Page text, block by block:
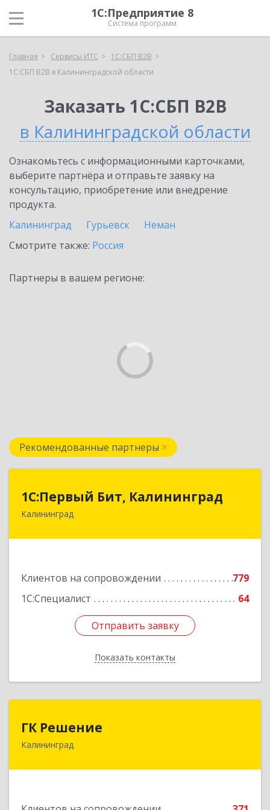
1С:Предприятие 8
Система программ
Главная Сервисы ИТС
1С:СБП B2B
1С:СБП B2B в Калининградской области
Заказать 1С:СБП B2B
в Калининградской области
Ознакомьтесь с информационными карточками,
выберите партнёра и отправьте заявку на
консультацию, приобретение или внедрение
продукта.
Калининград
Гурьевск
Неман
Смотрите также: Россия
Партнеры в вашем регионе:
Рекомендованные партнеры
1С:Первый Бит, Калининград
Калининград
Клиентов на сопровождении
779
1С:Специалист
64
Отправить заявку
Показать контакты
1С:Первый Бит, Калининград
236006, Калининградская обл, Калининград г,
Отправить заявку
Назад
ГК Решение
Калининград
236038, Калининградская обл, Калининград г,